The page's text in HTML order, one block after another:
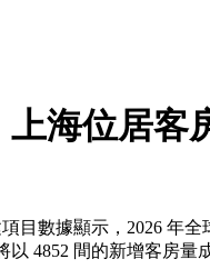
海位居客
目數據顯示，2026 年
4852 間的新增客房量